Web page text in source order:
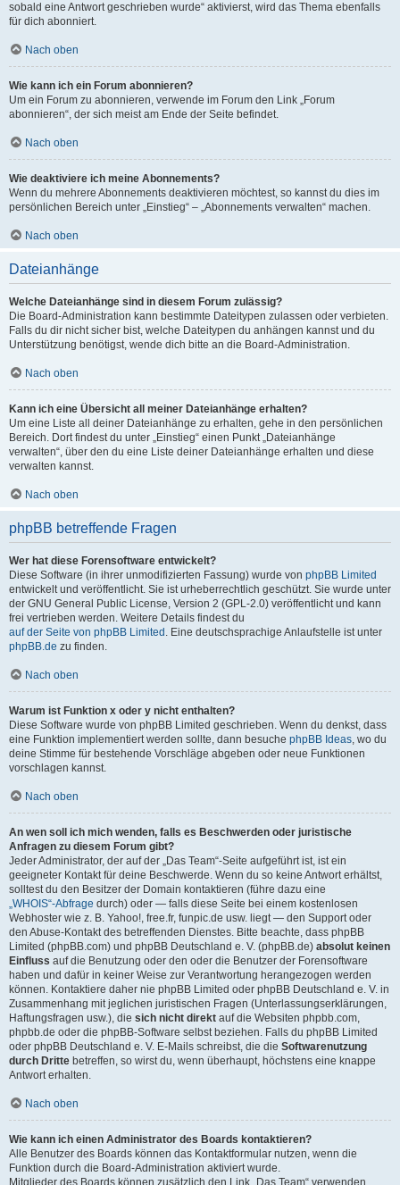
sobald eine Antwort geschrieben wurde“ aktivierst, wird das Thema ebenfalls
für dich abonniert.
Nach oben
Wie kann ich ein Forum abonnieren?
Um ein Forum zu abonnieren, verwende im Forum den Link „Forum
abonnieren“, der sich meist am Ende der Seite befindet.
Nach oben
Wie deaktiviere ich meine Abonnements?
Wenn du mehrere Abonnements deaktivieren möchtest, so kannst du dies im
persönlichen Bereich unter „Einstieg“ – „Abonnements verwalten“ machen.
Nach oben
Dateianhänge
Welche Dateianhänge sind in diesem Forum zulässig?
Die Board-Administration kann bestimmte Dateitypen zulassen oder verbieten.
Falls du dir nicht sicher bist, welche Dateitypen du anhängen kannst und du
Unterstützung benötigst, wende dich bitte an die Board-Administration.
Nach oben
Kann ich eine Übersicht all meiner Dateianhänge erhalten?
Um eine Liste all deiner Dateianhänge zu erhalten, gehe in den persönlichen
Bereich. Dort findest du unter „Einstieg“ einen Punkt „Dateianhänge
verwalten“, über den du eine Liste deiner Dateianhänge erhalten und diese
verwalten kannst.
Nach oben
phpBB betreffende Fragen
Wer hat diese Forensoftware entwickelt?
Diese Software (in ihrer unmodifizierten Fassung) wurde von phpBB Limited
entwickelt und veröffentlicht. Sie ist urheberrechtlich geschützt. Sie wurde unter
der GNU General Public License, Version 2 (GPL-2.0) veröffentlicht und kann
frei vertrieben werden. Weitere Details findest du
auf der Seite von phpBB Limited . Eine deutschsprachige Anlaufstelle ist unter
phpBB.de zu finden.
Nach oben
Warum ist Funktion x oder y nicht enthalten?
Diese Software wurde von phpBB Limited geschrieben. Wenn du denkst, dass
eine Funktion implementiert werden sollte, dann besuche phpBB Ideas, wo du
deine Stimme für bestehende Vorschläge abgeben oder neue Funktionen
vorschlagen kannst.
Nach oben
An wen soll ich mich wenden, falls es Beschwerden oder juristische
Anfragen zu diesem Forum gibt?
Jeder Administrator, der auf der „Das Team“-Seite aufgeführt ist, ist ein
geeigneter Kontakt für deine Beschwerde. Wenn du so keine Antwort erhältst,
solltest du den Besitzer der Domain kontaktieren (führe dazu eine
„WHOIS“-Abfrage durch) oder — falls diese Seite bei einem kostenlosen
Webhoster wie z. B. Yahoo!, free.fr, funpic.de usw. liegt — den Support oder
den Abuse-Kontakt des betreffenden Dienstes. Bitte beachte, dass phpBB
Limited (phpBB.com) und phpBB Deutschland e. V. (phpBB.de) absolut keinen
Einfluss auf die Benutzung oder den oder die Benutzer der Forensoftware
haben und dafür in keiner Weise zur Verantwortung herangezogen werden
können. Kontaktiere daher nie phpBB Limited oder phpBB Deutschland e. V. in
Zusammenhang mit jeglichen juristischen Fragen (Unterlassungserklärungen,
Haftungsfragen usw.), die sich nicht direkt auf die Websiten phpbb.com,
phpbb.de oder die phpBB-Software selbst beziehen. Falls du phpBB Limited
oder phpBB Deutschland e. V. E-Mails schreibst, die die Softwarenutzung
durch Dritte betreffen, so wirst du, wenn überhaupt, höchstens eine knappe
Antwort erhalten.
Nach oben
Wie kann ich einen Administrator des Boards kontaktieren?
Alle Benutzer des Boards können das Kontaktformular nutzen, wenn die
Funktion durch die Board-Administration aktiviert wurde.
Mitglieder des Boards können zusätzlich den Link „Das Team“ verwenden.